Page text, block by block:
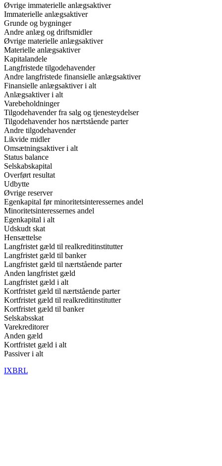
Øvrige immaterielle anlægsaktiver
Immaterielle anlægsaktiver
Grunde og bygninger
Andre anlæg og driftsmidler
Øvrige materielle anlægsaktiver
Materielle anlægsaktiver
Kapitalandele
Langfristede tilgodehavender
Andre langfristede finansielle anlægsaktiver
Finansielle anlægsaktiver i alt
Anlægsaktiver i alt
Varebeholdninger
Tilgodehavender fra salg og tjenesteydelser
Tilgodehavender hos nærtstående parter
Andre tilgodehavender
Likvide midler
Omsætningsaktiver i alt
Status balance
Selskabskapital
Overført resultat
Udbytte
Øvrige reserver
Egenkapital før minoritetsinteressernes andel
Minoritetsinteressernes andel
Egenkapital i alt
Udskudt skat
Hensættelse
Langfristet gæld til realkreditinstitutter
Langfristet gæld til banker
Langfristet gæld til nærtstående parter
Anden langfristet gæld
Langfristet gæld i alt
Kortfristet gæld til nærtstående parter
Kortfristet gæld til realkreditinstitutter
Kortfristet gæld til banker
Selskabsskat
Varekreditorer
Anden gæld
Kortfristet gæld i alt
Passiver i alt
IXBRL